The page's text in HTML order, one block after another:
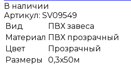
В наличии
Артикул: SV09549
Вид
ПВХ завеса
Материал ПВХ прозрачный
Цвет
Прозрачный
Размеры
0,3х50м